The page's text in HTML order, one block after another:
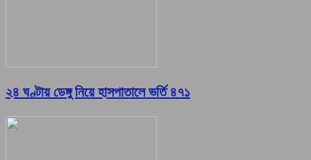
২৪ ঘণ্টায় ডেঙ্গু নিয়ে হাসপাতালে ভর্তি ৪৭১